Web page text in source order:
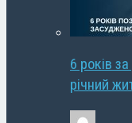
6 років
річний